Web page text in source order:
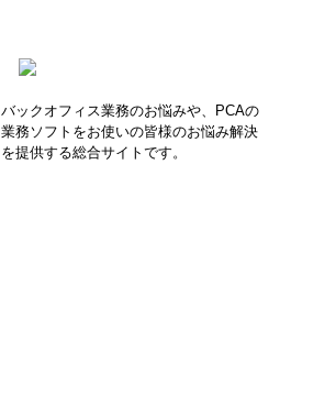
バックオフィス業務のお悩みや、PCAの
業務ソフトをお使いの皆様のお悩み解決
を提供する総合サイトです。